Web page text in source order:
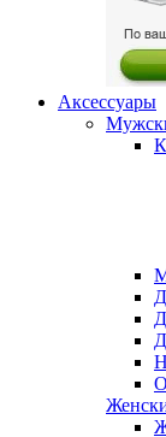
Аксессуары